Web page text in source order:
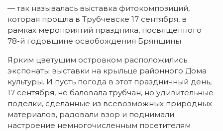
— так называлась выставка фитокомпозиций,
которая прошла в Трубчевске 17 сентября, в
рамках мероприятий праздника, посвященного
78-й годовщине освобождения Брянщины
Ярким цветущим островком расположились
экспонаты выставки на крыльце районного Дома
культуры. И пусть погода в этот праздничный день,
17 сентября, не баловала трубчан, но удивительные
поделки, сделанные из всевозможных природных
материалов, радовали взор и поднимали
настроение немногочисленным посетителям